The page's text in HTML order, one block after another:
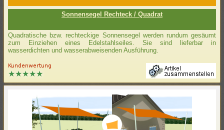
Sonnensegel Rechteck / Quadrat
Quadratische bzw. rechteckige Sonnensegel werden rundum gesäumt
zum Einziehen eines Edelstahlseiles. Sie sind lieferbar in
wasserdichten und wasserabweisenden Ausführung.